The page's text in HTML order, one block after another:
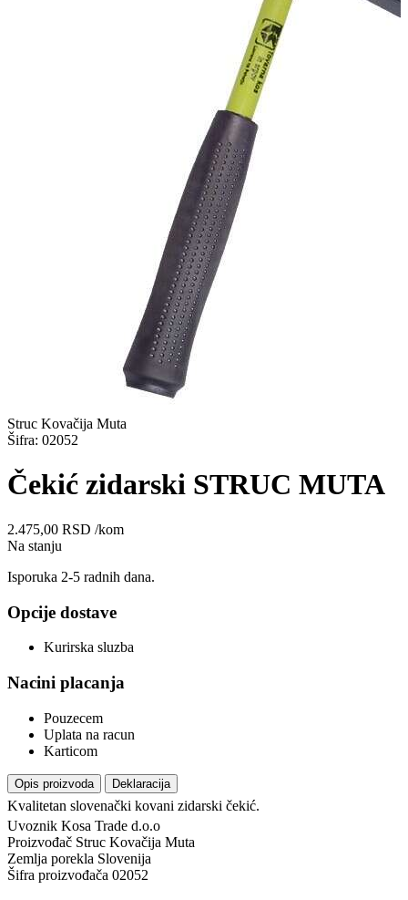
Struc Kovačija Muta
Šifra: 02052
Čekić zidarski STRUC MUTA
2.475,00 RSD /kom
Na stanju
Isporuka 2-5 radnih dana.
Opcije dostave
Kurirska sluzba
Nacini placanja
Pouzecem
Uplata na racun
Karticom
Opis proizvoda Deklaracija
Kvalitetan slovenački kovani zidarski čekić.
Uvoznik Kosa Trade d.o.o
Proizvođač Struc Kovačija Muta
Zemlja porekla Slovenija
Šifra proizvođača 02052